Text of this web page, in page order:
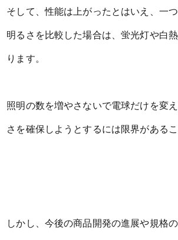
そして、性能は上がったとはいえ、一
明るさを比較した場合は、蛍光灯や白
ります。
照明の数を増やさないで電球だけを変
さを確保しようとするには限界があるこ
しかし、今後の商品開発の進展や規格